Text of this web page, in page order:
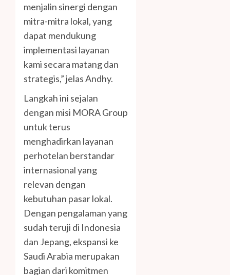
menjalin sinergi dengan
mitra-mitra lokal, yang
dapat mendukung
implementasi layanan
kami secara matang dan
strategis,” jelas Andhy.
Langkah ini sejalan
dengan misi MORA Group
untuk terus
menghadirkan layanan
perhotelan berstandar
internasional yang
relevan dengan
kebutuhan pasar lokal.
Dengan pengalaman yang
sudah teruji di Indonesia
dan Jepang, ekspansi ke
Saudi Arabia merupakan
bagian dari komitmen